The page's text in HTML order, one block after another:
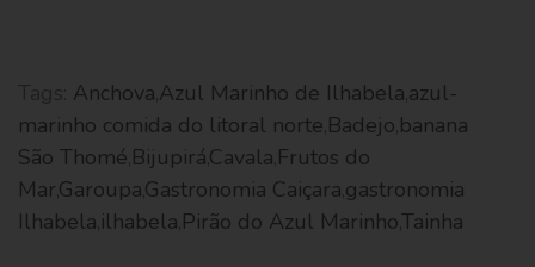
Anchova Azul Marinho de Ilhabela azul-
marinho comida do litoral norte Badejo banana
São Thomé BijupiráCavala Frutos do
MarGaroupaGastronomia Caiçara gastronomia
Ilhabela ilhabela Pirão do Azul MarinhoTainha